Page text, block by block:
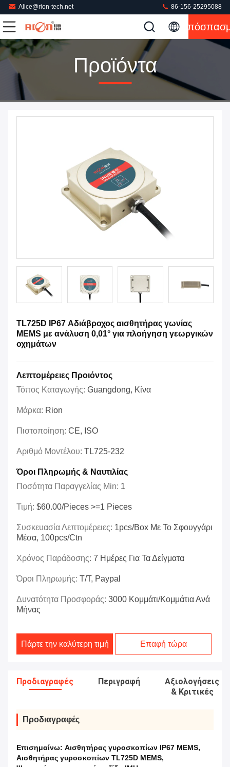
Alice@rion-tech.net 86-156-25295088
Προϊόντα
TL725D IP67 Αδιάβροχος αισθητήρας γωνίας
MEMS με ανάλυση 0,01° για πλοήγηση γεωργικών
οχημάτων
Λεπτομέρειες Προιόντος
Τόπος Καταγωγής: Guangdong, Κίνα
Μάρκα: Rion
Πιστοποίηση: CE, ISO
Αριθμό Μοντέλου: TL725-232
Όροι Πληρωμής & Ναυτιλίας
Ποσότητα Παραγγελίας Min: 1
Τιμή: $60.00/Pieces >=1 Pieces
Συσκευασία Λεπτομέρειες: 1pcs/box Με Το Σφουγγάρι
Μέσα, 100pcs/ctn
Χρόνος Παράδοσης: 7 Ημέρες Για Τα Δείγματα
Όροι Πληρωμής: T/t, Paypal
Δυνατότητα Προσφοράς: 3000 Κομμάτι/κομμάτια Ανά
Μήνας
Πάρτε την καλύτερη τιμή Επαφή τώρα
Προδιαγραφές Περιγραφή
Αξιολογήσεις
& Κριτικές
Προδιαγραφές
Επισημαίνω: Αισθητήρας γυροσκοπίων IP67 MEMS,
Αισθητήρας γυροσκοπίων TL725D MEMS,